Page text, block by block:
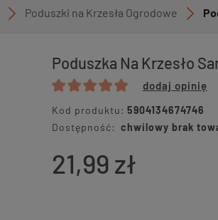
Poduszki na Krzesła Ogrodowe
Poduszka Na Krzesło
dodaj opinię
Kod produktu: 5904134674746
Dostępność: chwilowy brak
21,99 zł